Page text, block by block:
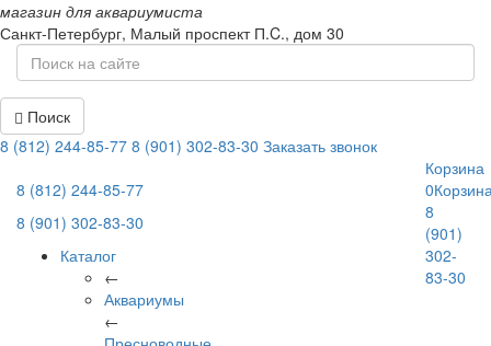
магазин для аквариумиста
Санкт-Петербург, Малый проспект П.C., дом 30
Поиск
8 (812) 244-85-77 8 (901) 302-83-30 Заказать звонок
8 (812) 244-85-77
8 (901) 302-83-30
Каталог
←
Аквариумы
←
Корзина
0
8
(901)
302-
83-30